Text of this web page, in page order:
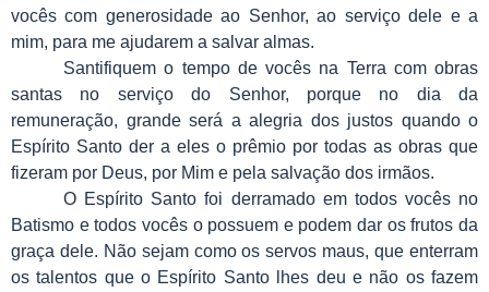
vocês com generosidade ao Senhor, ao serviço dele e a
mim, para me ajudarem a salvar almas.
Santifiquem o tempo de vocês na Terra com obras
santas no serviço do Senhor, porque no dia da
remuneração, grande será a alegria dos justos quando o
Espírito Santo der a eles o prêmio por todas as obras que
fizeram por Deus, por Mim e pela salvação dos irmãos.
O Espírito Santo foi derramado em todos vocês no
Batismo e todos vocês o possuem e podem dar os frutos da
graça dele. Não sejam como os servos maus, que enterram
os talentos que o Espírito Santo lhes deu e não os fazem